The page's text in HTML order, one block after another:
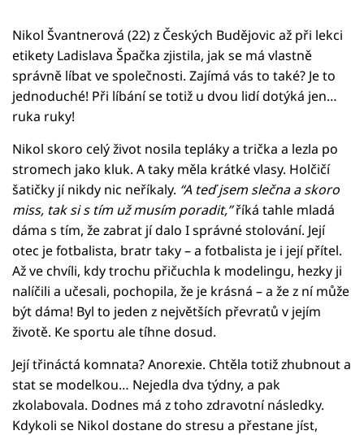
Nikol Švantnerová (22) z Českých Budějovic až při lekci
etikety Ladislava Špačka zjistila, jak se má vlastně
správně líbat ve společnosti. Zajímá vás to také? Je to
jednoduché! Při líbání se totiž u dvou lidí dotýká jen…
ruka ruky!
Nikol skoro celý život nosila tepláky a trička a lezla po
stromech jako kluk. A taky měla krátké vlasy. Holčičí
šatičky jí nikdy nic neříkaly. “A teď jsem slečna a skoro
miss, tak si s tím už musím poradit,”říká tahle mladá
dáma s tím, že zabrat jí dalo I správné stolování. Její
otec je fotbalista, bratr taky – a fotbalista je i její přítel.
Až ve chvíli, kdy trochu přičuchla k modelingu, hezky ji
nalíčili a učesali, pochopila, že je krásná – a že z ní může
být dáma! Byl to jeden z největších převratů v jejím
životě. Ke sportu ale tíhne dosud.
Její třináctá komnata? Anorexie. Chtěla totiž zhubnout a
stat se modelkou… Nejedla dva týdny, a pak
zkolabovala. Dodnes má z toho zdravotní následky.
Kdykoli se Nikol dostane do stresu a přestane jíst,